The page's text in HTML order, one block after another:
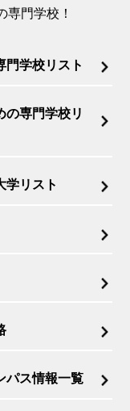
専門学校！
門学校リスト
の専門学校リ
学リスト
パス情報一覧